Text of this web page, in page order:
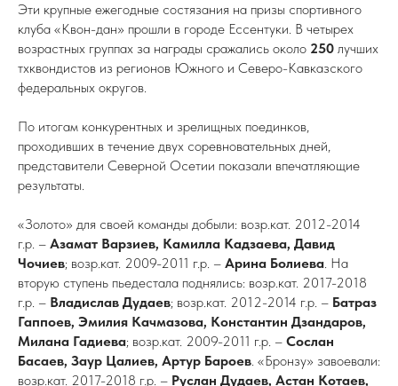
Эти крупные ежегодные состязания на призы спортивного
клуба «Квон-дан» прошли в городе Ессентуки. В четырех
возрастных группах за награды сражались около 250 лучших
тхквондистов из регионов Южного и Северо-Кавказского
федеральных округов.
По итогам конкурентных и зрелищных поединков,
проходивших в течение двух соревновательных дней,
представители Северной Осетии показали впечатляющие
результаты.
«Золото» для своей команды добыли: возр.кат. 2012-2014
г.р. – Азамат Варзиев, Камилла Кадзаева, Давид
Чочиев; возр.кат. 2009-2011 г.р. – Арина Болиева. На
вторую ступень пьедестала поднялись: возр.кат. 2017-2018
г.р. – Владислав Дудаев; возр.кат. 2012-2014 г.р. – Батраз
Гаппоев, Эмилия Качмазова, Константин Дзандаров,
Милана Гадиева; возр.кат. 2009-2011 г.р. – Сослан
Басаев, Заур Цалиев, Артур Бароев. «Бронзу» завоевали:
возр.кат. 2017-2018 г.р. – Руслан Дудаев, Астан Котаев,